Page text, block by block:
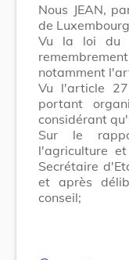
Nous JEAN,
de
Vu la loi du
notamment
Vu l'article
portant
considérant
Sur le
l'agriculture
Secrétaire
et après
conseil;